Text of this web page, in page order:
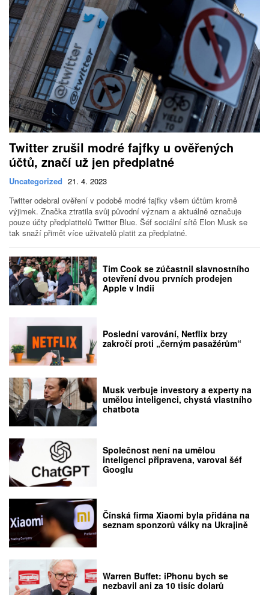
Twitter zrušil modré fajfky u ověřených
účtů, značí už jen předplatné
Uncategorized 21. 4. 2023
Twitter odebral ověření v podobě modré fajfky všem účtům kromě
výjimek. Značka ztratila svůj původní význam a aktuálně označuje
pouze účty předplatitelů Twitter Blue. Šéf sociální sítě Elon Musk se
tak snaží přimět více uživatelů platit za předplatné.
Tim Cook se zúčastnil slavnostního
otevření dvou prvních prodejen
Apple v Indii
Poslední varování, Netflix brzy
zakročí proti „černým pasažérům“
Musk verbuje investory a experty na
umělou inteligenci, chystá vlastního
chatbota
Společnost není na umělou
inteligenci připravena, varoval šéf
Googlu
Čínská firma Xiaomi byla přidána na
seznam sponzorů války na Ukrajině
Warren Buffet: iPhonu bych se
nezbavil ani za 10 tisíc dolarů